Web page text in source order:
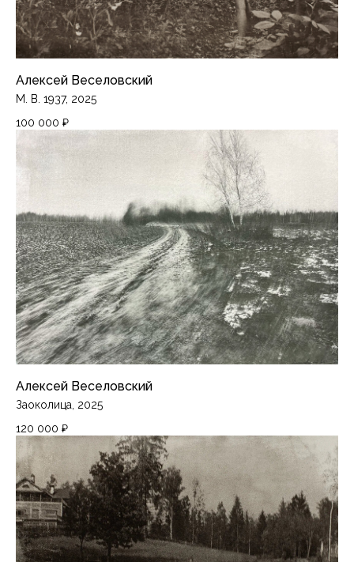
Алексей Веселовский
М. В. 1937, 2025
100 000 ₽
Алексей Веселовский
Заоколица, 2025
120 000 ₽